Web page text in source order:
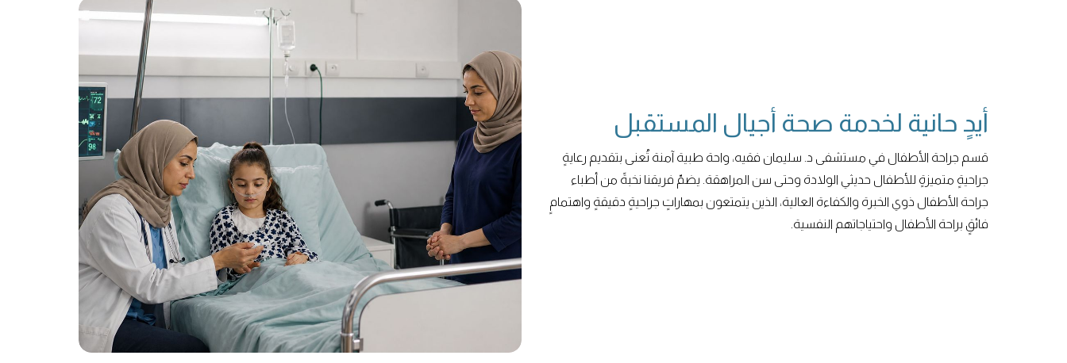
أيدٍ حانية لخدمة صحة أجيال المستقبل
قسم جراحة الأطفال في مستشفى د. سليمان فقيه، واحة طبية آمنة تُعنى بتقديم رعايةٍ
جراحيةٍ متميزةٍ للأطفال حديثي الولادة وحتى سن المراهقة. يضمّ فريقنا نخبةً من أطباء
جراحة الأطفال ذوي الخبرة والكفاءة العالية، الذين يتمتعون بمهاراتٍ جراحيةٍ دقيقةٍ واهتمامٍ
فائقٍ براحة الأطفال واحتياجاتهم النفسية.